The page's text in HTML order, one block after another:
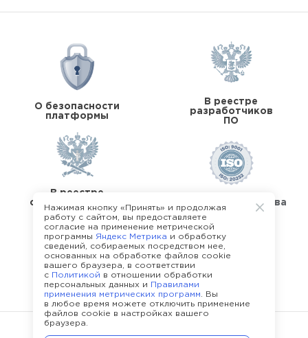
О безопасности
платформы
В реестре
разработчиков
ПО
В реестре
операторов перс.
данных
Стандарты качества
О команде Happy Job
Нажимая кнопку «Принять» и продолжая
работу с сайтом, вы предоставляете
согласие на применение метрической
программы Яндекс Метрика и обработку
сведений, собираемых посредством нее,
основанных на обработке файлов cookie
вашего браузера, в соответствии
с Политикой в отношении обработки
персональных данных и
Правилами
применения метрических программ . Вы
в любое время можете отключить применение
файлов cookie в настройках вашего
браузера.